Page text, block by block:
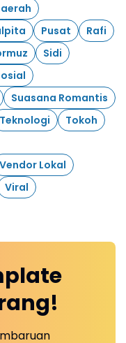
Pusat
Rafi
Sidi
Suasana Romantis
Teknologi
Tokoh
Vendor Lokal
Viral